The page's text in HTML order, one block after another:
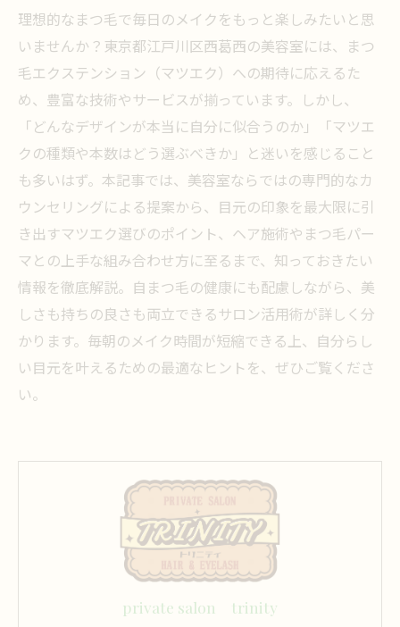
理想的なまつ毛で毎日のメイクをもっと楽しみたいと思
いませんか？東京都江戸川区西葛西の美容室には、まつ
毛エクステンション（マツエク）への期待に応えるた
め、豊富な技術やサービスが揃っています。しかし、
「どんなデザインが本当に自分に似合うのか」「マツエ
クの種類や本数はどう選ぶべきか」と迷いを感じること
も多いはず。本記事では、美容室ならではの専門的なカ
ウンセリングによる提案から、目元の印象を最大限に引
き出すマツエク選びのポイント、ヘア施術やまつ毛パー
マとの上手な組み合わせ方に至るまで、知っておきたい
情報を徹底解説。自まつ毛の健康にも配慮しながら、美
しさも持ちの良さも両立できるサロン活用術が詳しく分
かります。毎朝のメイク時間が短縮できる上、自分らし
い目元を叶えるための最適なヒントを、ぜひご覧くださ
い。
private salon trinity